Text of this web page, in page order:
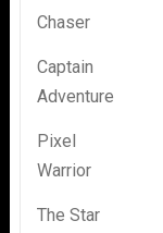
Chaser
Captain
Adventure
Pixel
Warrior
The Star